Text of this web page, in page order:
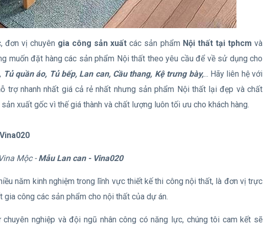
đơn vị chuyên gia công sản xuất các sản phẩm Nội thất tại tphcm và
muốn đặt hàng các sản phẩm Nội thất theo yêu cầu để về sử dụng cho
Tủ quần áo, Tủ bếp, Lan can, Cầu thang, Kệ trưng bày,... Hãy liên hệ với
trợ nhanh nhất giá cả rẻ nhất nhưng sản phẩm Nội thất lại đẹp và chất
xuất gốc vì thế giá thành và chất lượng luôn tối ưu cho khách hàng.
Mộc -Mẫu Lan can - Vina020
năm kinh nghiệm trong lĩnh vực thiết kế thi công nội thất, là đơn vị trực
công các sản phẩm cho nội thất của dự án.
nghiệp và đội ngũ nhân công có năng lực, chúng tôi cam kết sẽ